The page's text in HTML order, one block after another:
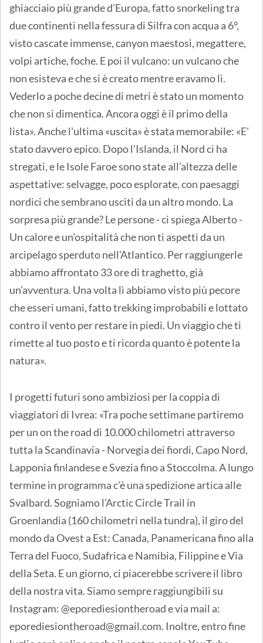
ghiacciaio più grande d’Europa, fatto snorkeling tra
due continenti nella fessura di Silfra con acqua a 6°,
visto cascate immense, canyon maestosi, megattere,
volpi artiche, foche. E poi il vulcano: un vulcano che
non esisteva e che si è creato mentre eravamo lì.
Vederlo a poche decine di metri è stato un momento
che non si dimentica. Ancora oggi è il primo della
lista». Anche l'ultima «uscita» è stata memorabile: «E'
stato davvero epico. Dopo l’Islanda, il Nord ci ha
stregati, e le Isole Faroe sono state all’altezza delle
aspettative: selvagge, poco esplorate, con paesaggi
nordici che sembrano usciti da un altro mondo. La
sorpresa più grande? Le persone - ci spiega Alberto -
Un calore e un’ospitalità che non ti aspetti da un
arcipelago sperduto nell’Atlantico. Per raggiungerle
abbiamo affrontato 33 ore di traghetto, già
un’avventura. Una volta lì abbiamo visto più pecore
che esseri umani, fatto trekking improbabili e lottato
contro il vento per restare in piedi. Un viaggio che ti
rimette al tuo posto e ti ricorda quanto è potente la
natura».
I progetti futuri sono ambiziosi per la coppia di
viaggiatori di Ivrea: «Tra poche settimane partiremo
per un on the road di 10.000 chilometri attraverso
tutta la Scandinavia - Norvegia dei fiordi, Capo Nord,
Lapponia finlandese e Svezia fino a Stoccolma. A lungo
termine in programma c’è una spedizione artica alle
Svalbard. Sogniamo l’Arctic Circle Trail in
Groenlandia (160 chilometri nella tundra), il giro del
mondo da Ovest a Est: Canada, Panamericana fino alla
Terra del Fuoco, Sudafrica e Namibia, Filippine e Via
della Seta. E un giorno, ci piacerebbe scrivere il libro
della nostra vita. Siamo sempre raggiungibili su
Instagram: @eporediesiontheroad e via mail a:
eporediesiontheroad@gmail.com. Inoltre, entro fine